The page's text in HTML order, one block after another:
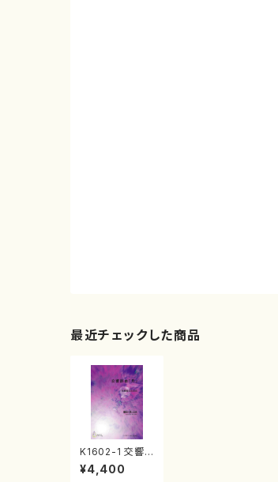
最近チェックした商品
K1602-1 交響
詩曲「月」〈CD
付〉 スコア（吹奏
¥4,400